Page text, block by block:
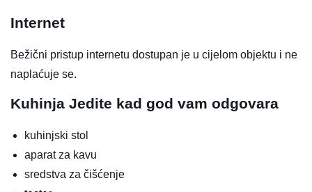
Internet
Bežični pristup internetu dostupan je u cijelom objektu i ne
naplaćuje se.
Kuhinja Jedite kad god vam odgovara
kuhinjski stol
aparat za kavu
sredstva za čišćenje